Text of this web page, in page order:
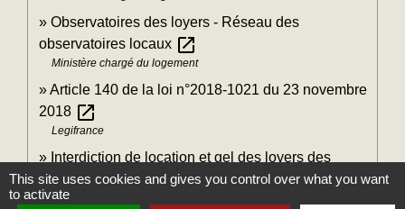
Observatoires des loyers - Réseau des
observatoires locaux open_in_new
Ministère chargé du logement
Article 140 de la loi n°2018-1021 du 23 novembre
2018 open_in_new
Legifrance
Interdiction de location et gel des loyers des
passoires énergétiquesopen_in_new
Ministère chargé de l'environnement
This site uses cookies and gives you control over what you want
to activate